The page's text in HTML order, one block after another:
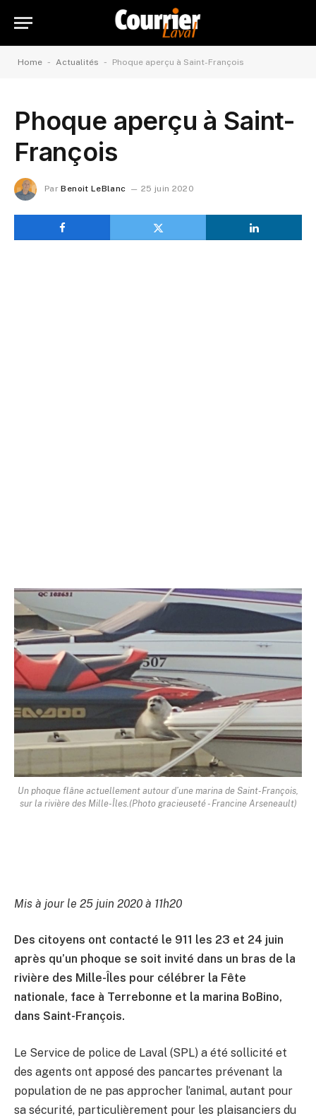
Home - Actualités - Phoque aperçu à Saint-François
Phoque aperçu à Saint-
François
Par Benoit LeBlanc 25 juin 2020
Un phoque flâne actuellement autour d’une marina de Saint-François,
sur la rivière des Mille-Îles.(Photo gracieuseté - Francine Arseneault)
Mis à jour le 25 juin 2020 à 11h20
Des citoyens ont contacté le 911 les 23 et 24 juin
après qu’un phoque se soit invité dans un bras de la
rivière des Mille-Îles pour célébrer la Fête
nationale, face à Terrebonne et la marina BoBino,
dans Saint-François.
Le Service de police de Laval (SPL) a été sollicité et
des agents ont apposé des pancartes prévenant la
population de ne pas approcher l’animal, autant pour
sa sécurité, particulièrement pour les plaisanciers du